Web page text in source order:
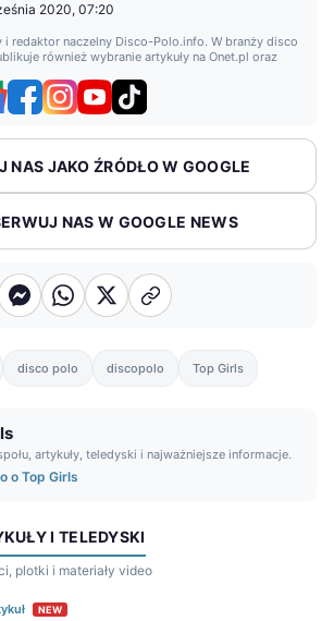
2020, 07:20
i redaktor naczelny Disco-Polo.info. W branży disco
również wybranie artykuły na Onet.pl oraz
NAS JAKO ŹRÓDŁO W GOOGLE
NAS W GOOGLE NEWS
disco polo discopolo Top Girls
artykuły, teledyski i najważniejsze informacje.
o Top Girls
I TELEDYSKI
plotki i materiały video
NEW